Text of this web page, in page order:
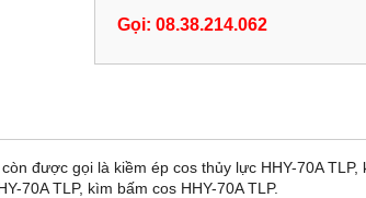
Gọi: 08.38.214.062
được gọi là kiềm ép cos thủy lực HHY-70A TLP,
70A TLP, kìm bấm cos HHY-70A TLP.